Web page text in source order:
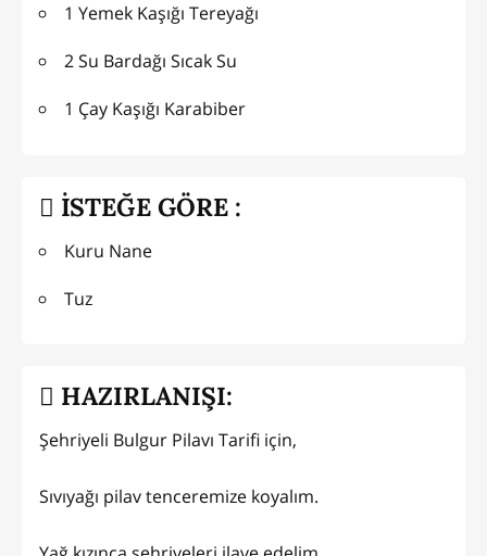
1 Yemek Kaşığı Tereyağı
2 Su Bardağı Sıcak Su
1 Çay Kaşığı Karabiber
İSTEĞE GÖRE :
Kuru Nane
Tuz
HAZIRLANIŞI:
Şehriyeli Bulgur Pilavı Tarifi için,
Sıvıyağı pilav tenceremize koyalım.